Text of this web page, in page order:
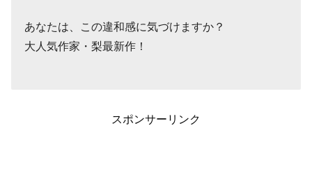
あなたは、この違和感に気づけますか？
大人気作家・梨最新作！
スポンサーリンク